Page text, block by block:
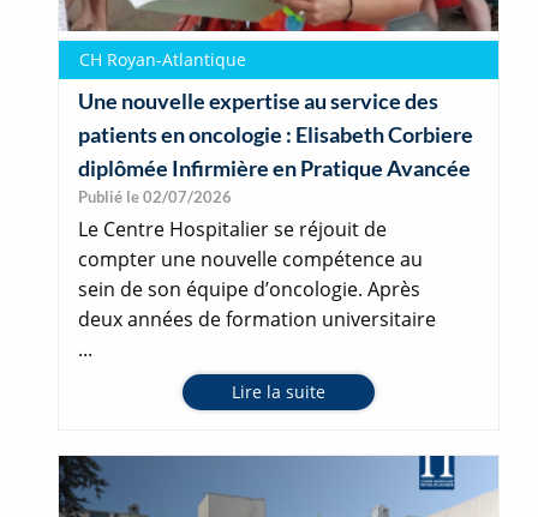
CH Royan-Atlantique
Une nouvelle expertise au service des
patients en oncologie : Elisabeth Corbiere
diplômée Infirmière en Pratique Avancée
Publié le 02/07/2026
Le Centre Hospitalier se réjouit de
compter une nouvelle compétence au
sein de son équipe d’oncologie. Après
deux années de formation universitaire
...
Lire la suite